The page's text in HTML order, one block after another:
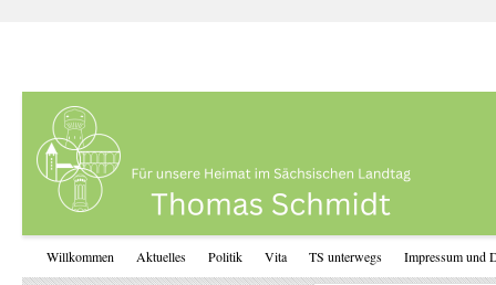
Willkommen Aktuelles Politik Vita TS unterwegs Impressum und